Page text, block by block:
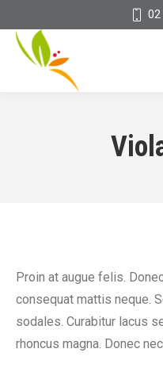
02
Proin at augue felis.
consequat mattis neque.
sodales. Curabitur lacus
rhoncus magna. Donec